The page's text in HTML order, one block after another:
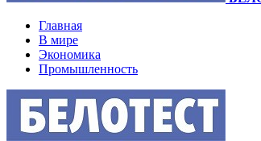
Главная
В мире
Экономика
Промышленность